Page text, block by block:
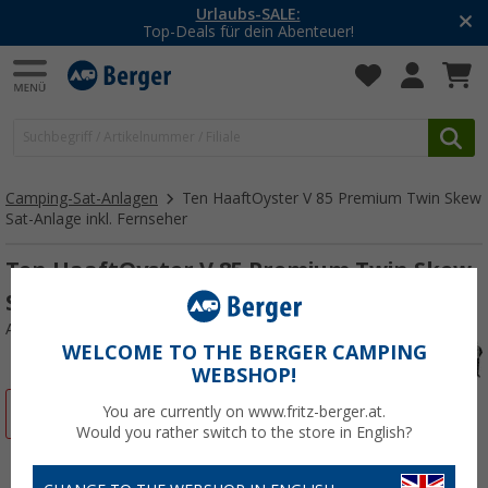
Urlaubs-SALE:
Top-Deals für dein Abenteuer!
Camping-Sat-Anlagen
Ten HaaftOyster V 85 Premium Twin Skew
Sat-Anlage inkl. Fernseher
Ten HaaftOyster V 85 Premium Twin Skew
Sat-Anlage inkl. Fernseher 19"
Art.-Nr.: 266280
WELCOME TO THE BERGER CAMPING
WEBSHOP!
You are currently on www.fritz-berger.at.
Would you rather switch to the store in English?